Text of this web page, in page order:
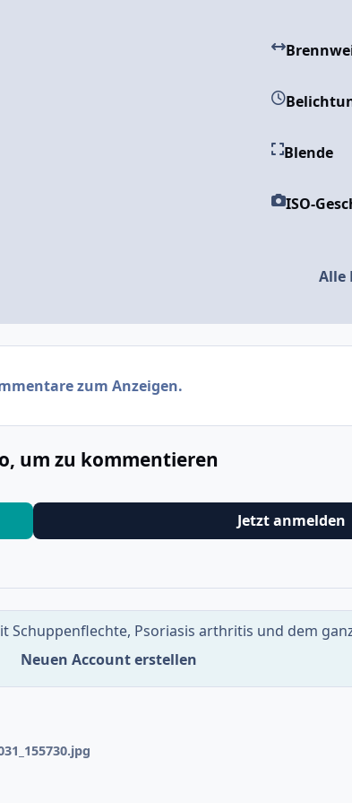
Blende
ISO-
Alle
zum Anzeigen.
um zu kommentieren
Jetzt anmelden
Schuppenflechte, Psoriasis arthritis und dem
Neuen Account erstellen